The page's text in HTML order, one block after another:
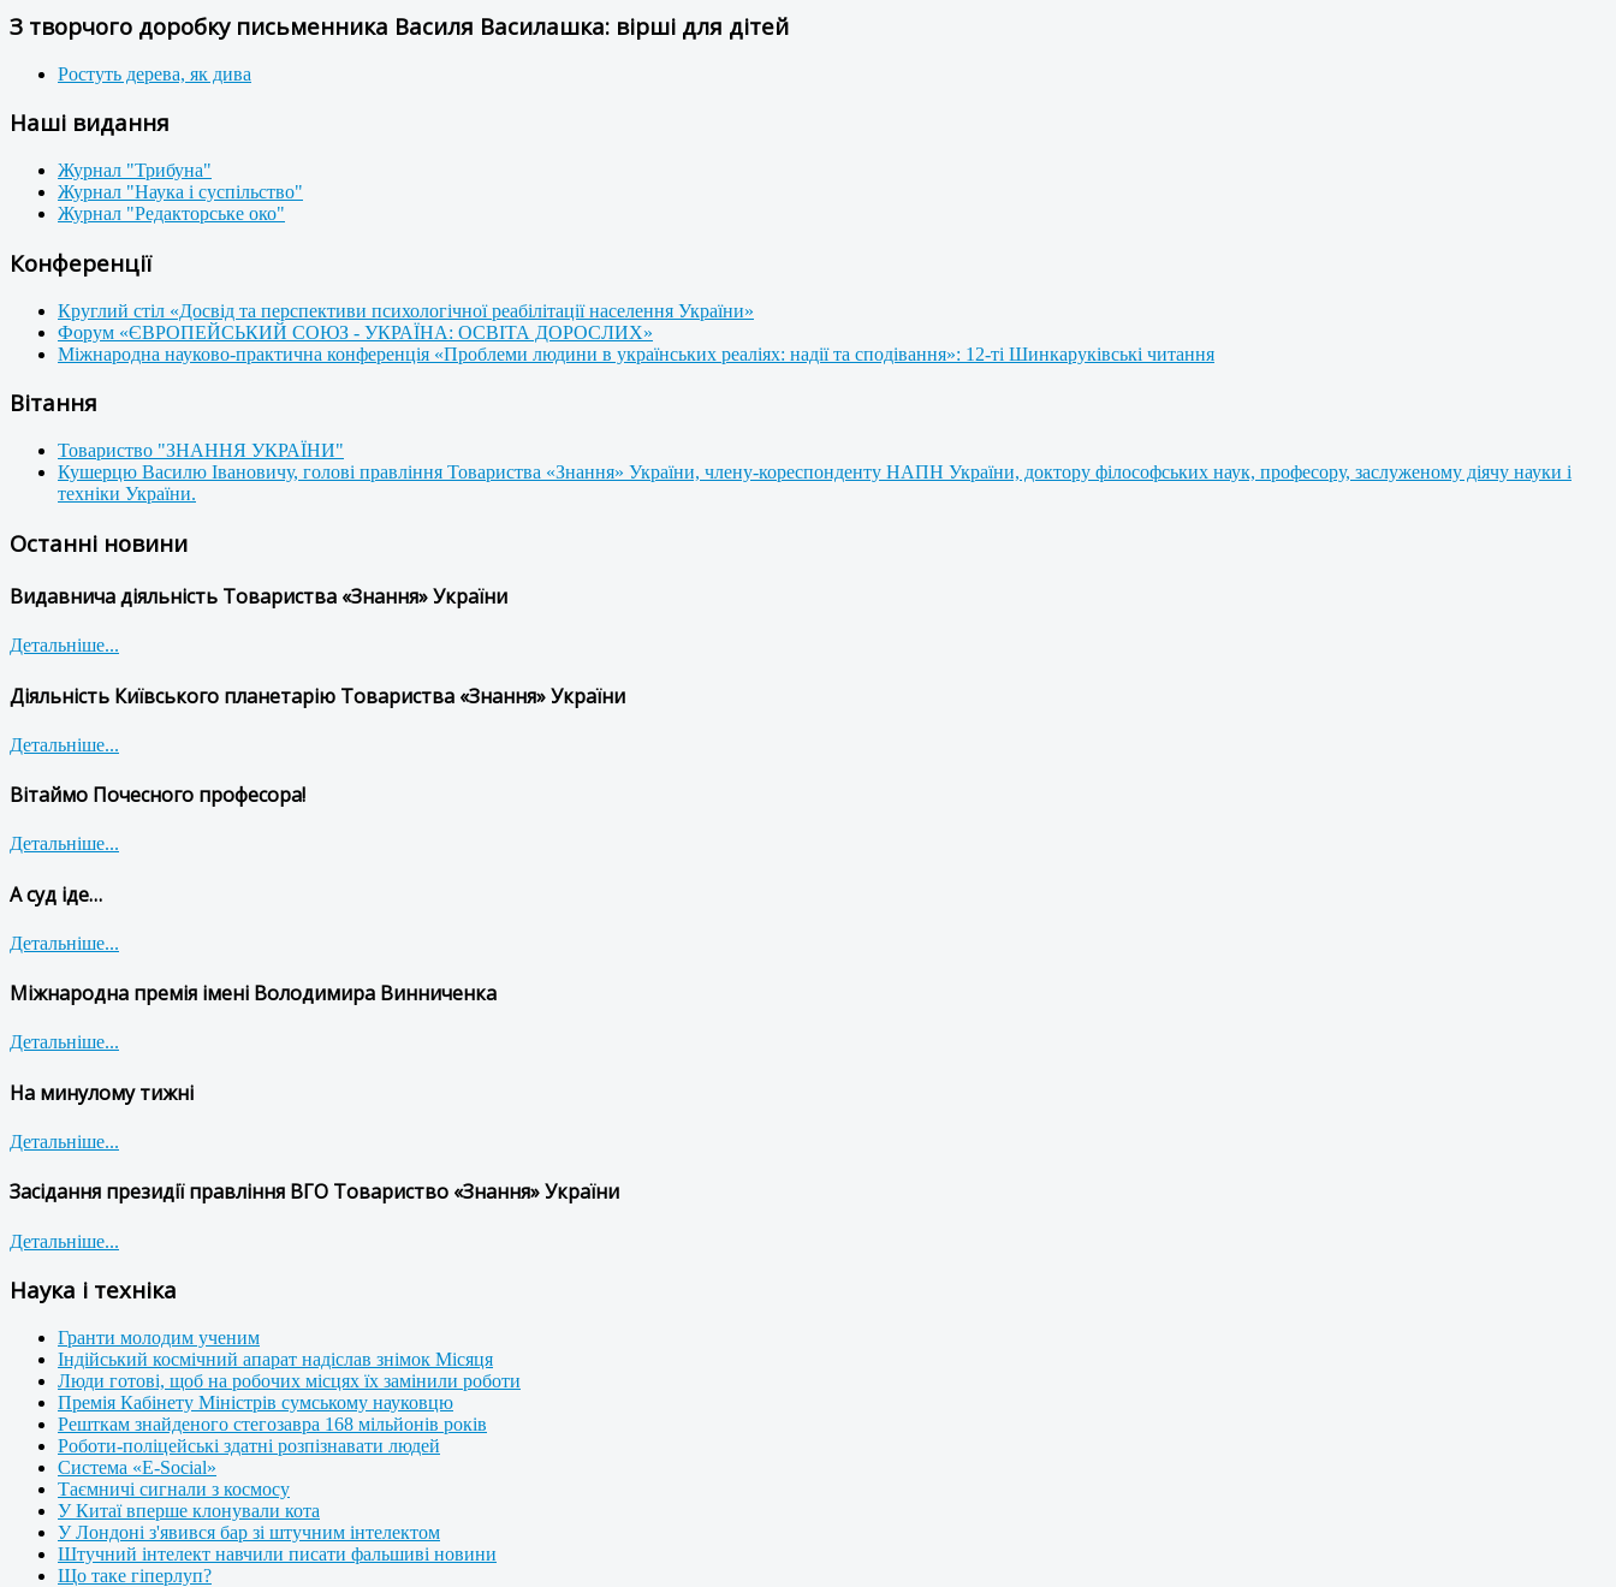
З творчого доробку письменника Василя Василашка: вірші для дітей
Ростуть дерева, як дива
Наші видання
Журнал "Трибуна"
Журнал "Наука і суспільство"
Журнал "Редакторське око"
Конференції
Круглий стіл «Досвід та перспективи психологічної реабілітації населення України»
Форум «ЄВРОПЕЙСЬКИЙ СОЮЗ - УКРАЇНА: ОСВІТА ДОРОСЛИХ»
Міжнародна науково-практична конференція «Проблеми людини в українських реаліях: надії та сподівання»: 12-ті Шинкаруківські читання
Вітання
Товариство "ЗНАННЯ УКРАЇНИ"
Кушерцю Василю Івановичу, голові правління Товариства «Знання» України, члену-кореспонденту НАПН України, доктору філософських наук, професору, заслуженому діячу науки і
техніки України.
Останні новини
Видавнича діяльність Товариства «Знання» України
Детальніше...
Діяльність Київського планетарію Товариства «Знання» України
Детальніше...
Вітаймо Почесного професора!
Детальніше...
А суд іде…
Детальніше...
Міжнародна премія імені Володимира Винниченка
Детальніше...
На минулому тижні
Детальніше...
Засідання президії правління ВГО Товариство «Знання» України
Детальніше...
Наука і техніка
Гранти молодим ученим
Індійський космічний апарат надіслав знімок Місяця
Люди готові, щоб на робочих місцях їх замінили роботи
Премія Кабінету Міністрів сумському науковцю
Решткам знайденого стегозавра 168 мільйонів років
Роботи-поліцейські здатні розпізнавати людей
Система «E-Social»
Таємничі сигнали з космосу
У Китаї вперше клонували кота
У Лондоні з'явився бар зі штучним інтелектом
Штучний інтелект навчили писати фальшиві новини
Що таке гіперлуп?